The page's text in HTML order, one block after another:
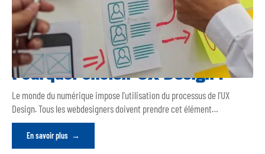
Pourquoi choisir UX Design ?
Le monde du numérique impose l’utilisation du processus de l’UX
Design. Tous les webdesigners doivent prendre cet élément…
En savoir plus